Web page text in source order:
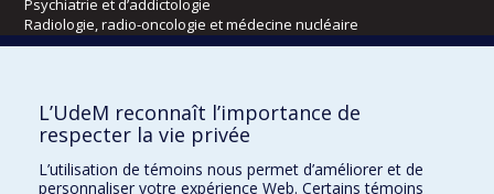
Psychiatrie et d’addictologie
Radiologie, radio-oncologie et médecine nucléaire
Kinésiologie et des sciences de l’activité physique
Orthophonie et audiologie
Réadaptation
L’UdeM reconnaît l’importance de
respecter la vie privée
L’utilisation de témoins nous permet d’améliorer et de
personnaliser votre expérience Web. Certains témoins